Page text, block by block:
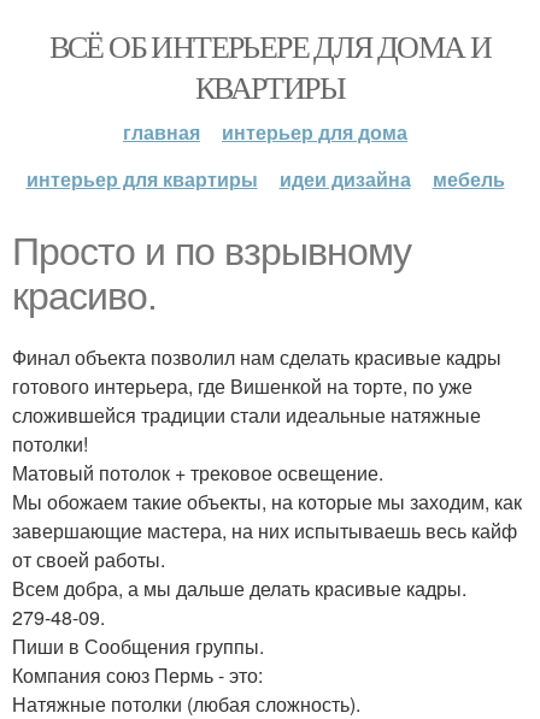
ВСЁ ОБ ИНТЕРЬЕРЕ ДЛЯ ДОМА И
КВАРТИРЫ
главная
интерьер для дома
интерьер для квартиры
идеи дизайна мебель
Просто и по взрывному
красиво.
Финал объекта позволил нам сделать красивые кадры
готового интерьера, где Вишенкой на торте, по уже
сложившейся традиции стали идеальные натяжные
потолки!
Матовый потолок + трековое освещение.
Мы обожаем такие объекты, на которые мы заходим, как
завершающие мастера, на них испытываешь весь кайф
от своей работы.
Всем добра, а мы дальше делать красивые кадры.
279-48-09.
Пиши в Сообщения группы.
Компания союз Пермь - это:
Натяжные потолки (любая сложность).